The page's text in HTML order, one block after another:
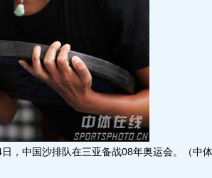
中国沙排队在三亚备战08年奥运会。（中